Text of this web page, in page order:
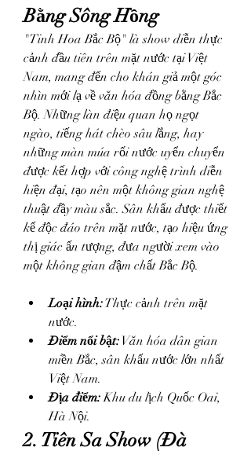
Bằng Sông Hồng
"Tinh Hoa Bắc Bộ" là show diễn thực
cảnh đầu tiên trên mặt nước tại Việt
Nam, mang đến cho khán giả một góc
nhìn mới lạ về văn hóa đồng bằng Bắc
Bộ. Những làn điệu quan họ ngọt
ngào, tiếng hát chèo sâu lắng, hay
những màn múa rối nước uyển chuyển
được kết hợp với công nghệ trình diễn
hiện đại, tạo nên một không gian nghệ
thuật đầy màu sắc. Sân khấu được thiết
kế độc đáo trên mặt nước, tạo hiệu ứng
thị giác ấn tượng, đưa người xem vào
một không gian đậm chất Bắc Bộ.
Loại hình: Thực cảnh trên mặt
nước.
Điểm nổi bật: Văn hóa dân gian
miền Bắc, sân khấu nước lớn nhất
Việt Nam.
Địa điểm: Khu du lịch Quốc Oai,
Hà Nội.
2. Tiên Sa Show (Đà